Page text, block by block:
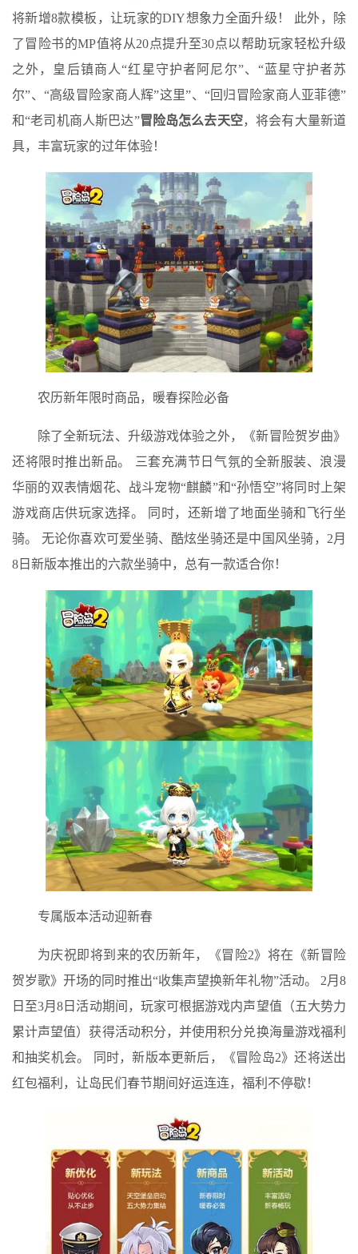
将新增8款模板，让玩家的DIY想象力全面升级！ 此外，除
了冒险书的MP值将从20点提升至30点以帮助玩家轻松升级
之外，皇后镇商人“红星守护者阿尼尔”、“蓝星守护者苏
尔”、“高级冒险家商人辉”这里”、“回归冒险家商人亚菲德”
和“老司机商人斯巴达”冒险岛怎么去天空，将会有大量新道
具，丰富玩家的过年体验！
农历新年限时商品，暖春探险必备
除了全新玩法、升级游戏体验之外，《新冒险贺岁曲》
还将限时推出新品。 三套充满节日气氛的全新服装、浪漫
华丽的双表情烟花、战斗宠物“麒麟”和“孙悟空”将同时上架
游戏商店供玩家选择。 同时，还新增了地面坐骑和飞行坐
骑。 无论你喜欢可爱坐骑、酷炫坐骑还是中国风坐骑，2月
8日新版本推出的六款坐骑中，总有一款适合你！
专属版本活动迎新春
为庆祝即将到来的农历新年，《冒险2》将在《新冒险
贺岁歌》开场的同时推出“收集声望换新年礼物”活动​​。 2月8
日至3月8日活动期间，玩家可根据游戏内声望值（五大势力
累计声望值）获得活动积分，并使用积分兑换海量游戏福利
和抽奖机会。 同时，新版本更新后，《冒险岛2》还将送出
红包福利，让岛民们春节期间好运连连，福利不停歇！